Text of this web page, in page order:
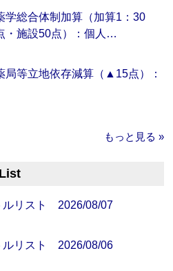
学総合体制加算（加算1：30
・施設50点）：個人…
局等立地依存減算（▲15点）：
もっと見る »
ルリスト 2026/08/07
ルリスト 2026/08/06